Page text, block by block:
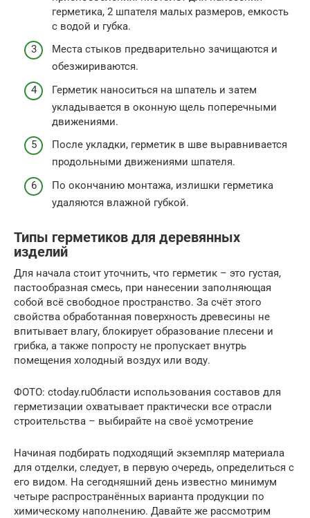
герметика, 2 шпателя малых размеров, емкость
с водой и губка.
Места стыков предварительно зачищаются и
обезжириваются.
Герметик наноситься на шпатель и затем
укладывается в оконную щель поперечными
движениями.
После укладки, герметик в шве выравнивается
продольными движениями шпателя.
По окончанию монтажа, излишки герметика
удаляются влажной губкой.
Типы герметиков для деревянных
изделий
Для начала стоит уточнить, что герметик – это густая,
пастообразная смесь, при нанесении заполняющая
собой всё свободное пространство. За счёт этого
свойства обработанная поверхность древесины не
впитывает влагу, блокирует образование плесени и
грибка, а также попросту не пропускает внутрь
помещения холодный воздух или воду.
ФОТО: ctoday.ruОбласти использования составов для
герметизации охватывает практически все отрасли
строительства – выбирайте на своё усмотрение
Начиная подбирать подходящий экземпляр материала
для отделки, следует, в первую очередь, определиться с
его видом. На сегодняшний день известно минимум
четыре распространённых варианта продукции по
химическому наполнению. Давайте же рассмотрим